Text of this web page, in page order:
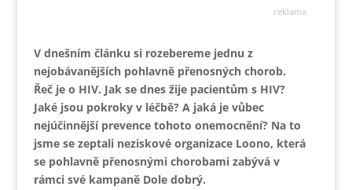
reklama
V dnešním článku si rozebereme jednu z
nejobávanějších pohlavně přenosných chorob.
Řeč je o HIV. Jak se dnes žije pacientům s HIV?
Jaké jsou pokroky v léčbě? A jaká je vůbec
nejúčinnější prevence tohoto onemocnění? Na to
jsme se zeptali neziskové organizace Loono, která
se pohlavně přenosnými chorobami zabývá v
rámci své kampaně Dole dobrý.